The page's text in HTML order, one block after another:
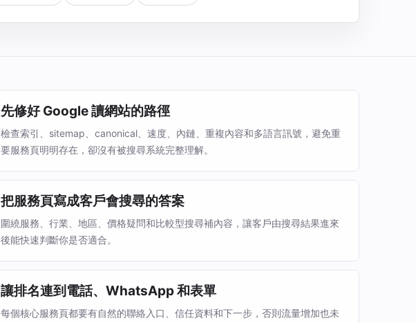
先修好 Google 讀網站的路徑
檢查索引、sitemap、canonical、速度、內鏈、重複內容和多語言訊號，避免重
要服務頁明明存在，卻沒有被搜尋系統完整理解。
把服務頁寫成客戶會搜尋的答案
圍繞服務、行業、地區、價格疑問和比較型搜尋補內容，讓客戶由搜尋結果進來
後能快速判斷你是否適合。
讓排名連到電話、WhatsApp 和表單
每個核心服務頁都要有自然的聯絡入口、信任資料和下一步，否則流量增加也未